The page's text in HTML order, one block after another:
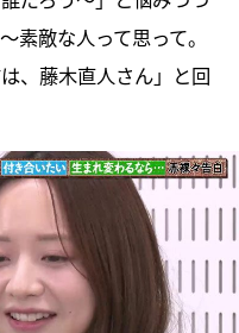
素敵な人って思って。
、藤木直人さん」と回